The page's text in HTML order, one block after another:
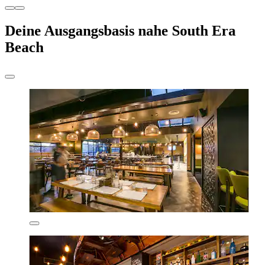
Deine Ausgangsbasis nahe South Era
Beach